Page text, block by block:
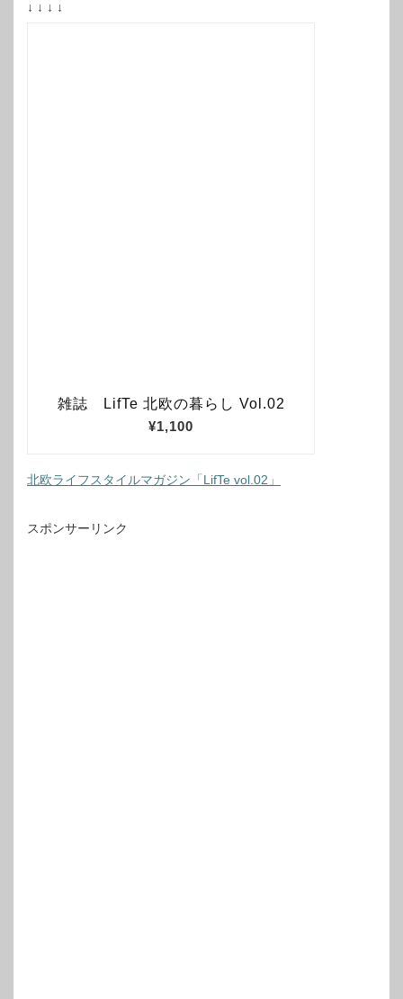
↓ ↓ ↓ ↓
北欧ライフスタイルマガジン「LifTe vol.02」
スポンサーリンク